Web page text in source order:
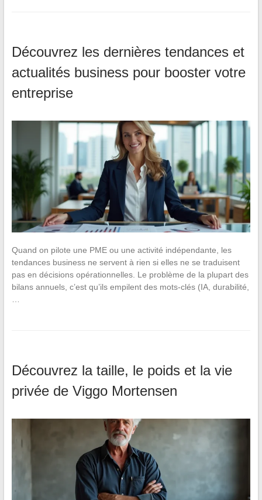
Découvrez les dernières tendances et
actualités business pour booster votre
entreprise
Quand on pilote une PME ou une activité indépendante, les
tendances business ne servent à rien si elles ne se traduisent
pas en décisions opérationnelles. Le problème de la plupart des
bilans annuels, c’est qu’ils empilent des mots-clés (IA, durabilité,
Découvrez la taille, le poids et la vie
privée de Viggo Mortensen